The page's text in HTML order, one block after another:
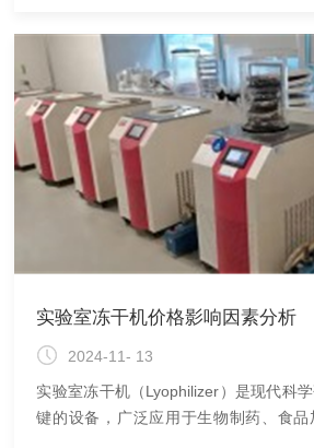
实验室冻干机价格影响因素分析
2024-11- 13
实验室冻干机（Lyophilizer）是现代科
键的设备，广泛应用于生物制药、食品
域。冻干机的价格因品牌、型号、配置